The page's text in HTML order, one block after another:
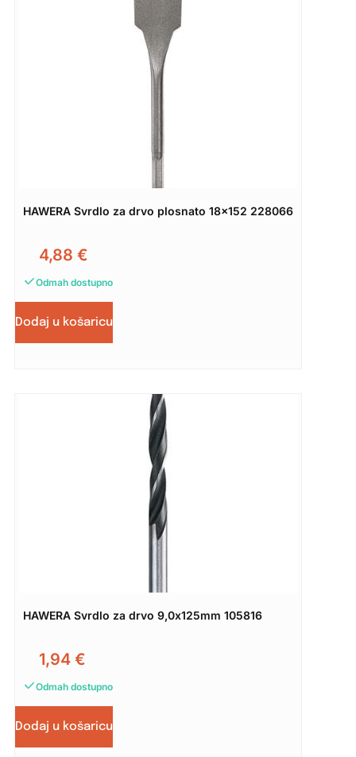
HAWERA Svrdlo za drvo plosnato 18×152 228066
4,88 €
Odmah dostupno
Dodaj u košaricu
HAWERA Svrdlo za drvo 9,0x125mm 105816
1,94 €
Odmah dostupno
Dodaj u košaricu